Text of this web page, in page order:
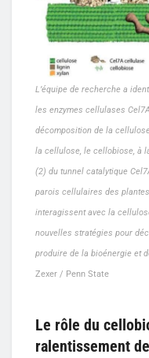
L’équipe de recherche a
les enzymes cellulases
décomposition de la
la cellulose, le cellobiose, à
(2) du tunnel catalytique
parois cellulaires des
interagissent avec la
nouvelles stratégies pour
produire de la bioénergie et
Zexer / Penn State
Le rôle du
ralentissement